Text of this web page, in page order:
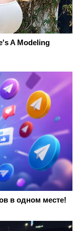
A Modeling
в одном месте!